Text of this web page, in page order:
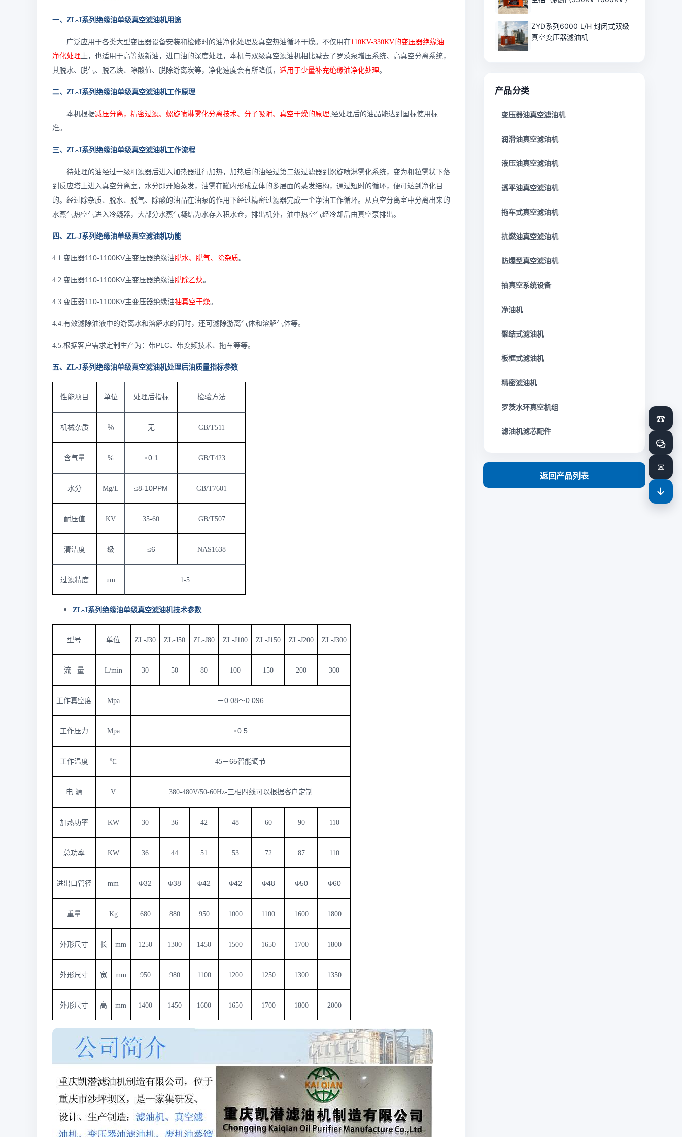
一、ZL-J系列绝缘油单级真空滤油机用途
广泛应用于各类大型变压器设备安装和检修时的油净化处理及真空热油循环干燥。不仅用在110KV-330KV的变压器绝缘油
净化处理 上，也适用于高等级新油，进口油的深度处理，本机与双级真空滤油机相比减去了罗茨泵增压系统、高真空分离系统，
其脱水、脱气、脱乙炔、除酸值、脱除游离炭等，净化速度会有所降低， 适用于少量补充绝缘油净化处理。
二、ZL-J系列绝缘油单级真空滤油机工作原理
本机根据减压分离，精密过滤、螺旋喷淋雾化分离技术、分子吸附、真空干燥的原理,经处理后的油品能达到国标使用标
准。
三、ZL-J系列绝缘油单级真空滤油机工作流程
待处理的油经过一级粗滤器后进入加热器进行加热，加热后的油经过第二级过滤器到螺旋喷淋雾化系统，变为粗粒雾状下落
到反应塔上进入真空分离室，水分即开始蒸发，油雾在罐内形成立体的多层面的蒸发结构，通过短时的循环，便可达到净化目
的。经过除杂质、脱水、脱气、除酸的油品在油泵的作用下经过精密过滤器完成一个净油工作循环。从真空分离室中分离出来的
水蒸气热空气进入冷疑器，大部分水蒸气凝结为水存入积水仓，排出机外，油中热空气经冷却后由真空泵排出。
四、ZL-J系列绝缘油单级真空滤油机功能
4.1.变压器110-1100KV主变压器绝缘油脱水、脱气、除杂质。
4.2.变压器110-1100KV主变压器绝缘油脱除乙炔。
4.3.变压器110-1100KV主变压器绝缘油抽真空干燥。
4.4.有效滤除油液中的游离水和溶解水的同时，还可滤除游离气体和溶解气体等。
4.5.根据客户需求定制生产为：带PLC、带变频技术、拖车等等。
五、ZL-J系列绝缘油单级真空滤油机处理后油质量指标参数
性能项目 单位 处理后指标 检验方法
机械杂质 ％ 无 GB/T511
含气量 % ≤0.1 GB/T423
水分 Mg/L ≤8-10PPM GB/T7601
耐压值 KV 35-60 GB/T507
清洁度 级 ≤6 NAS1638
过滤精度 um 1-5
ZL-J系列绝缘油单级真空滤油机技术参数
型号 单位 ZL-J30 ZL-J50 ZL-J80 ZL-J100 ZL-J150 ZL-J200 ZL-J300
流 量 L/min 30 50 80 100 150 200 300
工作真空度 Mpa －0.08～0.096
工作压力 Mpa ≤0.5
工作温度 ℃ 45－65智能调节
电 源 V 380-480V/50-60Hz-三相四线可以根据客户定制
加热功率 KW 30 36 42 48 60 90 110
总功率 KW 36 44 51 53 72 87 110
进出口管径 mm Φ32 Φ38 Φ42 Φ42 Φ48 Φ50 Φ60
重量 Kg 680 880 950 1000 1100 1600 1800
外形尺寸 长 mm 1250 1300 1450 1500 1650 1700 1800
外形尺寸 宽 mm 950 980 1100 1200 1250 1300 1350
外形尺寸 高 mm 1400 1450 1600 1650 1700 1800 2000
ZYD系列6000 L/H 封闭式双级
真空变压器滤油机
产品分类
变压器油真空滤油机
润滑油真空滤油机
液压油真空滤油机
透平油真空滤油机
拖车式真空滤油机
抗燃油真空滤油机
防爆型真空滤油机
抽真空系统设备
净油机
聚结式滤油机
板框式滤油机
精密滤油机
罗茨水环真空机组
滤油机滤芯配件
返回产品列表
☎
✉